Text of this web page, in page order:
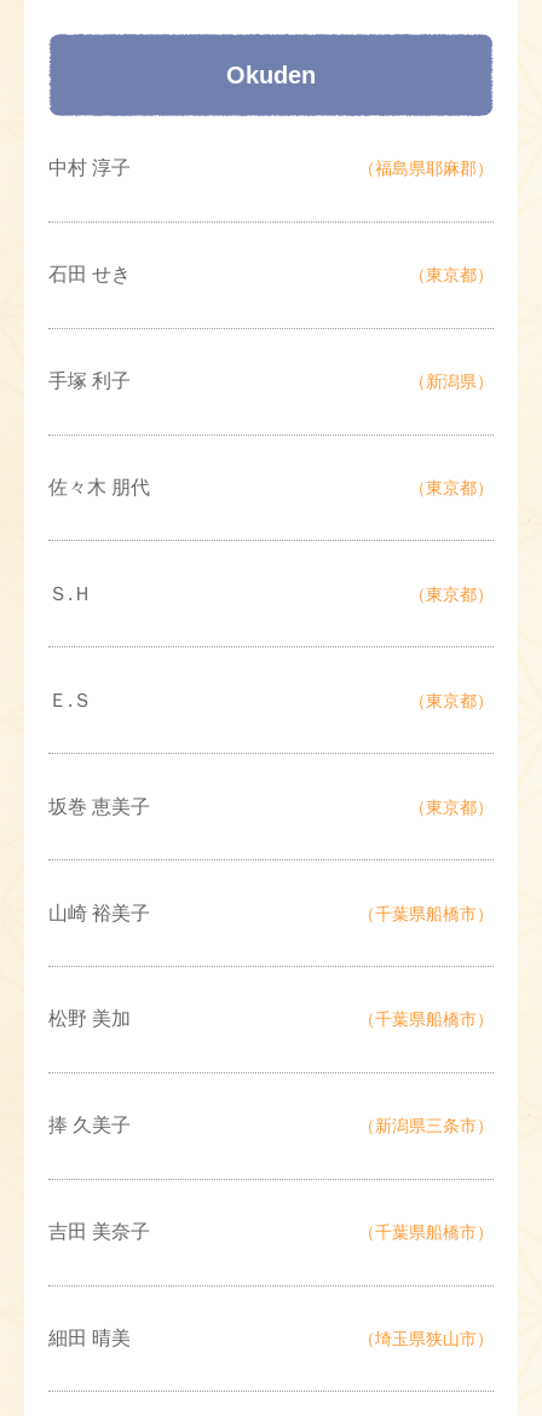
Okuden
中村 淳子 （福島県耶麻郡）
石田 せき （東京都）
手塚 利子 （新潟県）
佐々木 朋代 （東京都）
Ｓ.Ｈ （東京都）
Ｅ.Ｓ （東京都）
坂巻 恵美子 （東京都）
山崎 裕美子 （千葉県船橋市）
松野 美加 （千葉県船橋市）
捧 久美子 （新潟県三条市）
吉田 美奈子 （千葉県船橋市）
細田 晴美 （埼玉県狭山市）